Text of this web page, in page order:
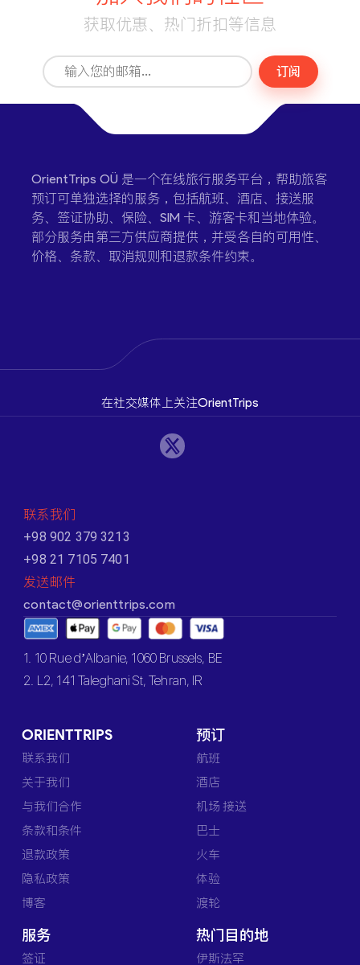
获取优惠、热门折扣等信息
订阅
OrientTrips OÜ 是一个在线旅行服务平台，帮助旅客
预订可单独选择的服务，包括航班、酒店、接送服
务、签证协助、保险、SIM 卡、游客卡和当地体验。
部分服务由第三方供应商提供，并受各自的可用性、
价格、条款、取消规则和退款条件约束。
在社交媒体上关注OrientTrips
联系我们
+98 902 379 3213
+98 21 7105 7401
发送邮件
contact@orienttrips.com
1. 10 Rue d’Albanie, 1060 Brussels, BE
2. L2, 141 Taleghani St, Tehran, IR
ORIENTTRIPS
联系我们
关于我们
与我们合作
条款和条件
退款政策
隐私政策
博客
预订
航班
酒店
机场 接送
巴士
火车
体验
渡轮
服务
签证
热门目的地
伊斯法罕